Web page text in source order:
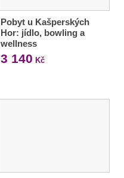
Pobyt u Kašperských
Hor: jídlo, bowling a
wellness
3 140 Kč